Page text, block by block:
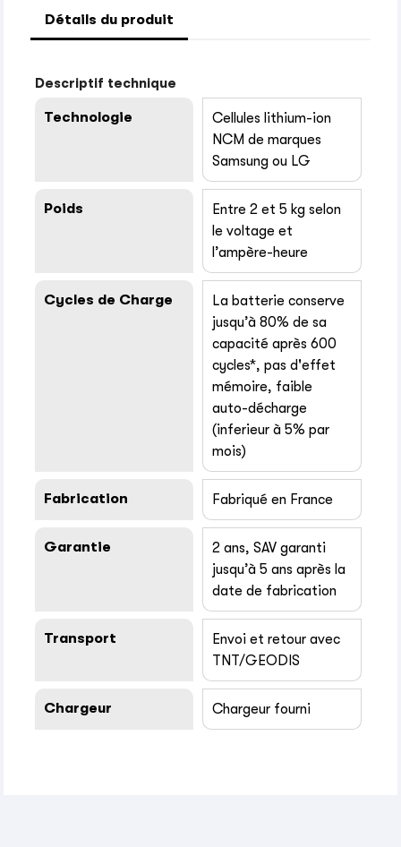
Détails du produit
Descriptif technique
Technologie
Cellules lithium-ion
NCM de marques
Samsung ou LG
Poids
Entre 2 et 5 kg selon
le voltage et
l’ampère-heure
Cycles de Charge
La batterie conserve
jusqu’à 80% de sa
capacité après 600
cycles*, pas d'effet
mémoire, faible
auto-décharge
(inferieur à 5% par
mois)
Fabrication Fabriqué en France
Garantie
2 ans, SAV garanti
jusqu’à 5 ans après la
date de fabrication
Transport
Envoi et retour avec
TNT/GEODIS
Chargeur Chargeur fourni